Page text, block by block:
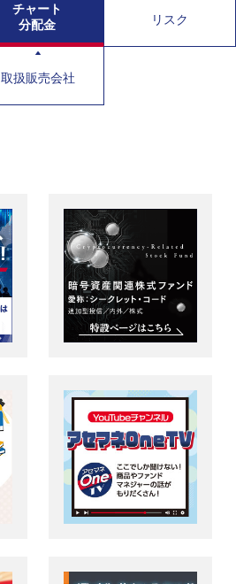
チャート
分配金
リスク
取扱販売会社